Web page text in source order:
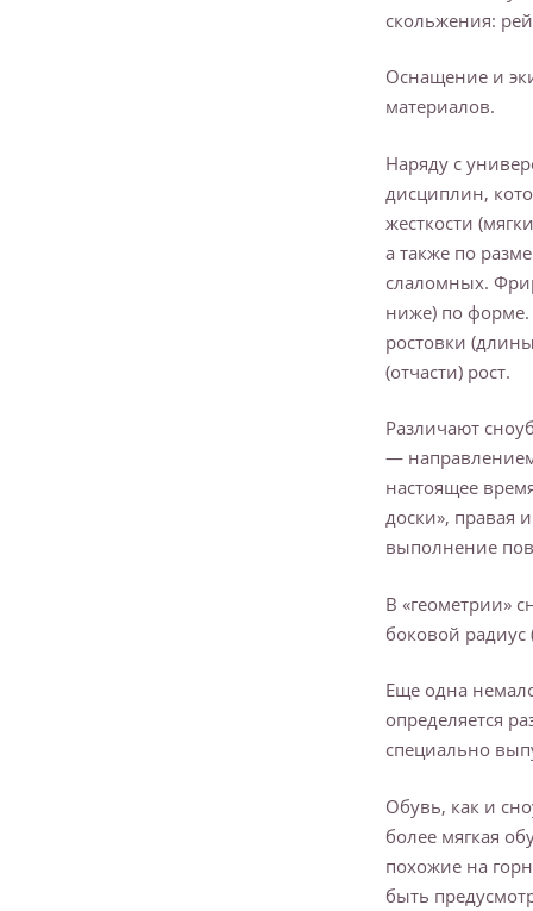
скольжения:
Оснащение и
материалов.
Наряду с
дисциплин,
жесткости
а также по
слаломных.
ниже) по
ростовки
(отчасти) рост.
Различают
—
настоящее
доски», правая
выполнение
В «геометрии»
боковой
Еще одна
определяется
специально
Обувь, как и
более мягкая
похожие на
быть